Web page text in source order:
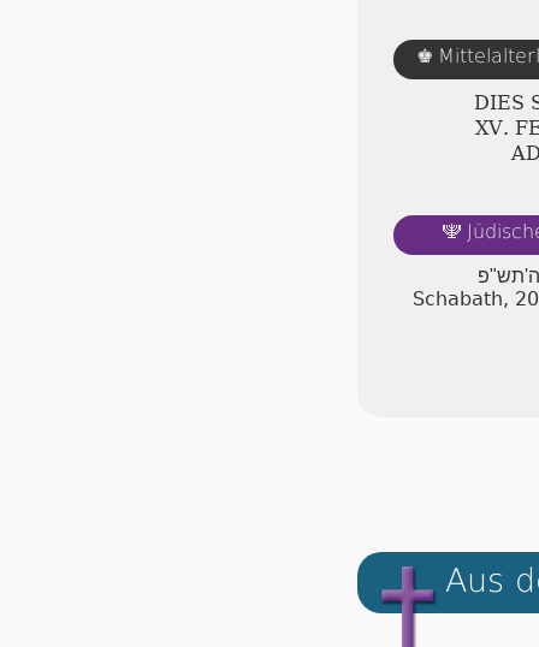
♚
DIES
ⅩⅤ.
🕎
Schabath,
Aus